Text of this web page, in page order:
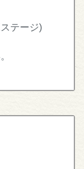
テージ)